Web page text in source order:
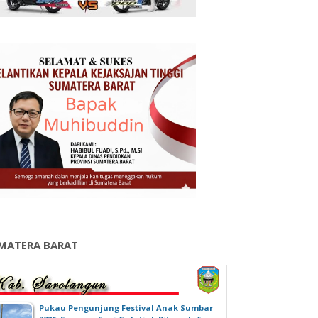
BARAT
‎Pukau Pengunjung Festival Anak Sumbar